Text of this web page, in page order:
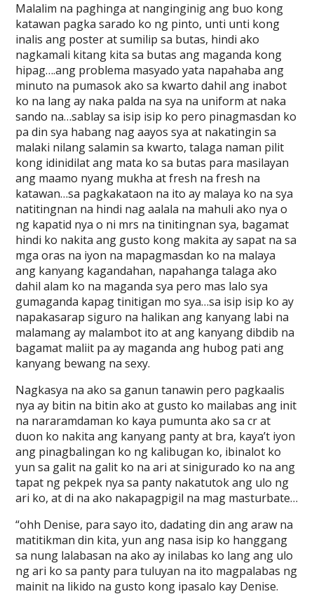
Malalim na paghinga at nanginginig ang buo kong
katawan pagka sarado ko ng pinto, unti unti kong
inalis ang poster at sumilip sa butas, hindi ako
nagkamali kitang kita sa butas ang maganda kong
hipag….ang problema masyado yata napahaba ang
minuto na pumasok ako sa kwarto dahil ang inabot
ko na lang ay naka palda na sya na uniform at naka
sando na…sablay sa isip isip ko pero pinagmasdan ko
pa din sya habang nag aayos sya at nakatingin sa
malaki nilang salamin sa kwarto, talaga naman pilit
kong idinidilat ang mata ko sa butas para masilayan
ang maamo nyang mukha at fresh na fresh na
katawan…sa pagkakataon na ito ay malaya ko na sya
natitingnan na hindi nag aalala na mahuli ako nya o
ng kapatid nya o ni mrs na tinitingnan sya, bagamat
hindi ko nakita ang gusto kong makita ay sapat na sa
mga oras na iyon na mapagmasdan ko na malaya
ang kanyang kagandahan, napahanga talaga ako
dahil alam ko na maganda sya pero mas lalo sya
gumaganda kapag tinitigan mo sya…sa isip isip ko ay
napakasarap siguro na halikan ang kanyang labi na
malamang ay malambot ito at ang kanyang dibdib na
bagamat maliit pa ay maganda ang hubog pati ang
kanyang bewang na sexy.
Nagkasya na ako sa ganun tanawin pero pagkaalis
nya ay bitin na bitin ako at gusto ko mailabas ang init
na nararamdaman ko kaya pumunta ako sa cr at
duon ko nakita ang kanyang panty at bra, kaya’t iyon
ang pinagbalingan ko ng kalibugan ko, ibinalot ko
yun sa galit na galit ko na ari at sinigurado ko na ang
tapat ng pekpek nya sa panty nakatutok ang ulo ng
ari ko, at di na ako nakapagpigil na mag masturbate…
“ohh Denise, para sayo ito, dadating din ang araw na
matitikman din kita, yun ang nasa isip ko hanggang
sa nung lalabasan na ako ay inilabas ko lang ang ulo
ng ari ko sa panty para tuluyan na ito magpalabas ng
mainit na likido na gusto kong ipasalo kay Denise.